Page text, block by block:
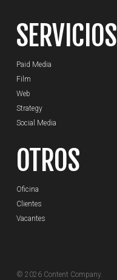
SERVICIOS
Paid Media
Film
Web
Strategy
Social Media
OTROS
Oficina
Clientes
Vacantes
© 2026 Content Company.